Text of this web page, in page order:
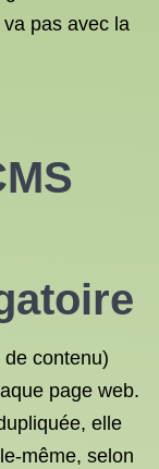
pas avec la
contenu)
page web.
elle
même, selon